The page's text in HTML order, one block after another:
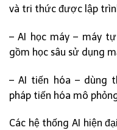
và tri thức được lập
– AI học máy – máy
gồm học sâu sử dụng
– AI tiến hóa – dùng
pháp tiến hóa mô
Các hệ thống AI hiện